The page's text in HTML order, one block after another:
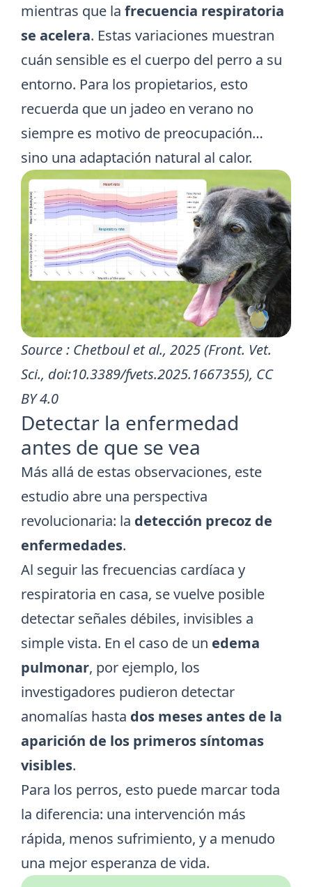
mientras que la frecuencia respiratoria
se acelera. Estas variaciones muestran
cuán sensible es el cuerpo del perro a su
entorno. Para los propietarios, esto
recuerda que un jadeo en verano no
siempre es motivo de preocupación…
sino una adaptación natural al calor.
Source : Chetboul et al., 2025 (Front. Vet.
Sci., doi:10.3389/fvets.2025.1667355), CC
BY 4.0
Detectar la enfermedad
antes de que se vea
Más allá de estas observaciones, este
estudio abre una perspectiva
revolucionaria: la detección precoz de
enfermedades.
Al seguir las frecuencias cardíaca y
respiratoria en casa, se vuelve posible
detectar señales débiles, invisibles a
simple vista. En el caso de un edema
pulmonar, por ejemplo, los
investigadores pudieron detectar
anomalías hasta dos meses antes de la
aparición de los primeros síntomas
visibles.
Para los perros, esto puede marcar toda
la diferencia: una intervención más
rápida, menos sufrimiento, y a menudo
una mejor esperanza de vida.